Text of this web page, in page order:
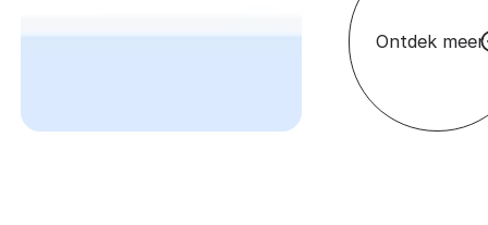
Ontdek meer